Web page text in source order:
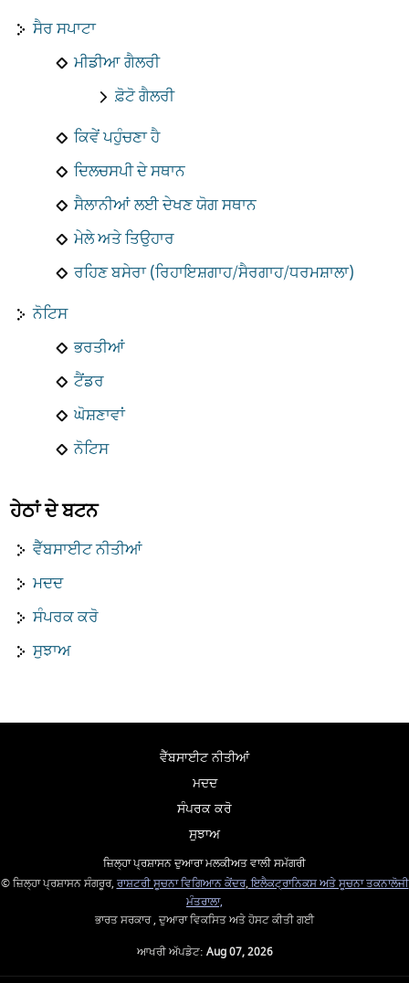
ਸੈਰ ਸਪਾਟਾ
ਮੀਡੀਆ ਗੈਲਰੀ
ਫ਼ੋਟੋ ਗੈਲਰੀ
ਕਿਵੇਂ ਪਹੁੰਚਣਾ ਹੈ
ਦਿਲਚਸਪੀ ਦੇ ਸਥਾਨ
ਸੈਲਾਨੀਆਂ ਲਈ ਦੇਖਣ ਯੋਗ ਸਥਾਨ
ਮੇਲੇ ਅਤੇ ਤਿਉਹਾਰ
ਰਹਿਣ ਬਸੇਰਾ (ਰਿਹਾਇਸ਼ਗਾਹ/ਸੈਰਗਾਹ/ਧਰਮਸ਼ਾਲਾ)
ਨੋਟਿਸ
ਭਰਤੀਆਂ
ਟੈਂਡਰ
ਘੋਸ਼ਣਾਵਾਂ
ਨੋਟਿਸ
ਹੇਠਾਂ ਦੇ ਬਟਨ
ਵੈੱਬਸਾਈਟ ਨੀਤੀਆਂ
ਮਦਦ
ਸੰਪਰਕ ਕਰੋ
ਸੁਝਾਅ
ਵੈੱਬਸਾਈਟ ਨੀਤੀਆਂ
ਮਦਦ
ਸੰਪਰਕ ਕਰੋ
ਸੁਝਾਅ
ਜ਼ਿਲ੍ਹਾ ਪ੍ਰਸ਼ਾਸਨ ਦੁਆਰਾ ਮਲਕੀਅਤ ਵਾਲੀ ਸਮੱਗਰੀ
© ਜ਼ਿਲ੍ਹਾ ਪ੍ਰਸ਼ਾਸਨ ਸੰਗਰੂਰ, ਰਾਸ਼ਟਰੀ ਸੂਚਨਾ ਵਿਗਿਆਨ ਕੇਂਦਰ,ਇਲੈਕਟ੍ਰਾਨਿਕਸ ਅਤੇ ਸੂਚਨਾ ਤਕਨਾਲੋਜੀ
ਮੰਤਰਾਲਾ,
ਭਾਰਤ ਸਰਕਾਰ , ਦੁਆਰਾ ਵਿਕਸਿਤ ਅਤੇ ਹੋਸਟ ਕੀਤੀ ਗਈ
ਆਖਰੀ ਅੱਪਡੇਟ: Aug 07, 2026